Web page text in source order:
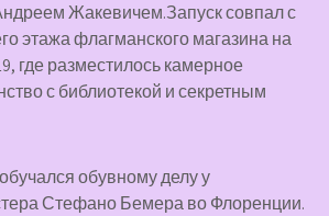
Жакевичем.Запуск совпал с
этажа флагманского магазина на
где разместилось камерное
с библиотекой и секретным
обувному делу у
Стефано Бемера во Флоренции.